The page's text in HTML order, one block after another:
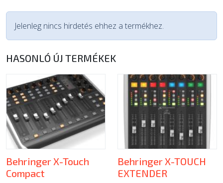
Jelenleg nincs hirdetés ehhez a termékhez.
HASONLÓ ÚJ TERMÉKEK
Behringer X-Touch
Compact
Behringer X-TOUCH
EXTENDER